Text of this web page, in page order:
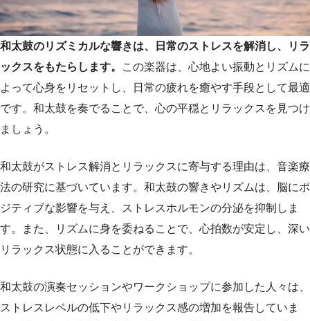
和太鼓のリズミカルな響きは、日常のストレスを解消し、リラ
ックスをもたらします。
この楽器は、心地よい振動とリズムに
よって心身をリセットし、日常の疲れを癒やす手段として最適
です。和太鼓を奏でることで、心の平穏とリラックスを見つけ
ましょう。
和太鼓がストレス解消とリラックスに寄与する理由は、音楽療
法の研究に基づいています。和太鼓の響きやリズムは、脳にポ
ジティブな影響を与え、ストレスホルモンの分泌を抑制しま
す。また、リズムに身を委ねることで、心拍数が安定し、深い
リラックス状態に入ることができます。
和太鼓の演奏セッションやワークショップに参加した人々は、
ストレスレベルの低下やリラックス感の増加を報告していま